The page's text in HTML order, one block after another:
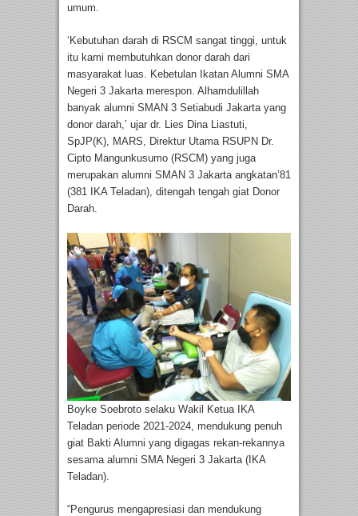
umum.
‘Kebutuhan darah di RSCM sangat tinggi, untuk
itu kami membutuhkan donor darah dari
masyarakat luas. Kebetulan Ikatan Alumni SMA
Negeri 3 Jakarta merespon. Alhamdulillah
banyak alumni SMAN 3 Setiabudi Jakarta yang
donor darah,’ ujar dr. Lies Dina Liastuti,
SpJP(K), MARS, Direktur Utama RSUPN Dr.
Cipto Mangunkusumo (RSCM) yang juga
merupakan alumni SMAN 3 Jakarta angkatan’81
(381 IKA Teladan), ditengah tengah giat Donor
Darah.
Boyke Soebroto selaku Wakil Ketua IKA
Teladan periode 2021-2024, mendukung penuh
giat Bakti Alumni yang digagas rekan-rekannya
sesama alumni SMA Negeri 3 Jakarta (IKA
Teladan).
“Pengurus mengapresiasi dan mendukung